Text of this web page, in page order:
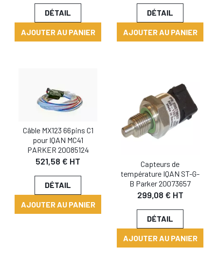
DÉTAIL
AJOUTER AU PANIER
DÉTAIL
AJOUTER AU PANIER
Câble MX123 66pins C1
pour IQAN MC41
PARKER 20085124
521,58 € HT
DÉTAIL
AJOUTER AU PANIER
Capteurs de
température IQAN ST-G-
B Parker 20073657
299,08 € HT
DÉTAIL
AJOUTER AU PANIER